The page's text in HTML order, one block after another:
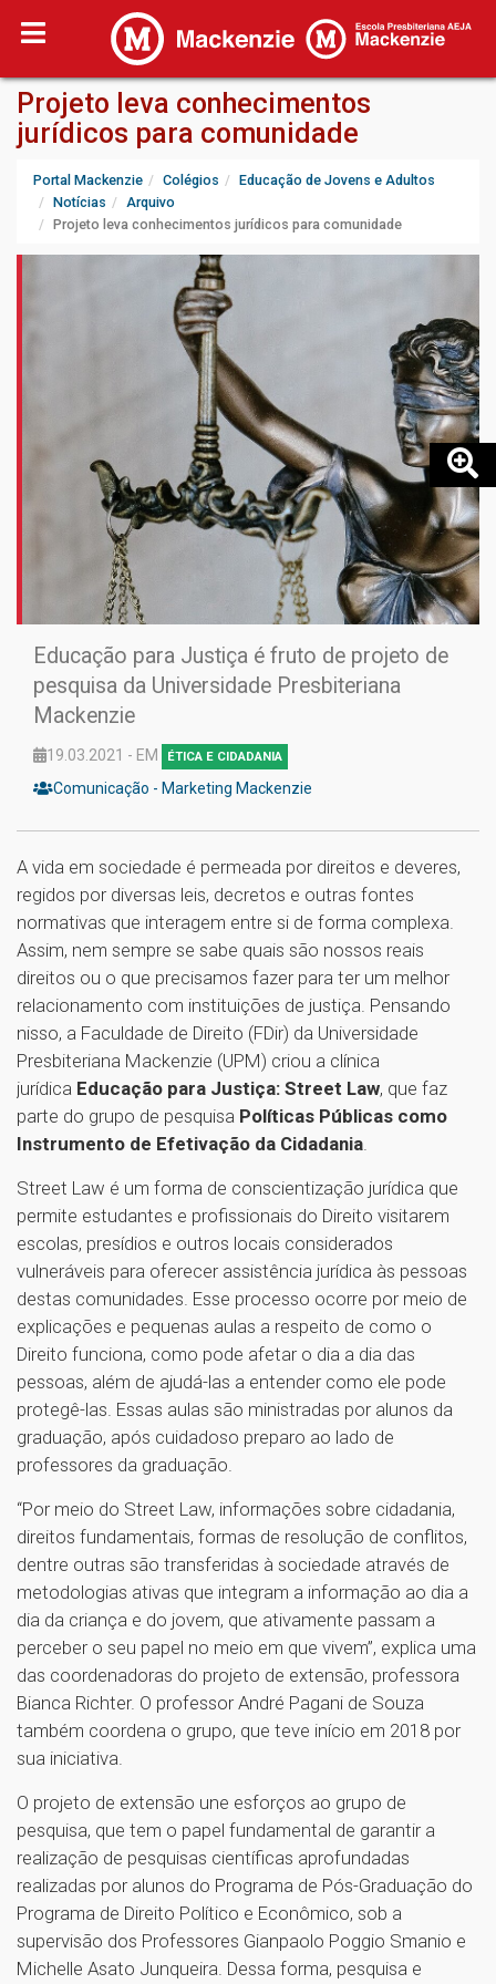
Projeto leva conhecimentos
jurídicos para comunidade
Portal Mackenzie Colégios
Educação de Jovens e Adultos
Notícias
Arquivo
Projeto leva conhecimentos jurídicos para comunidade
Educação para Justiça é fruto de projeto de
pesquisa da Universidade Presbiteriana
Mackenzie
19.03.2021 - EM ÉTICA E CIDADANIA
Comunicação - Marketing Mackenzie
A vida em sociedade é permeada por direitos e deveres,
regidos por diversas leis, decretos e outras fontes
normativas que interagem entre si de forma complexa.
Assim, nem sempre se sabe quais são nossos reais
direitos ou o que precisamos fazer para ter um melhor
relacionamento com instituições de justiça. Pensando
nisso, a Faculdade de Direito (FDir) da Universidade
Presbiteriana Mackenzie (UPM) criou a clínica
jurídica Educação para Justiça: Street Law, que faz
parte do grupo de pesquisa Políticas Públicas como
Instrumento de Efetivação da Cidadania.
Street Law é um forma de conscientização jurídica que
permite estudantes e profissionais do Direito visitarem
escolas, presídios e outros locais considerados
vulneráveis para oferecer assistência jurídica às pessoas
destas comunidades. Esse processo ocorre por meio de
explicações e pequenas aulas a respeito de como o
Direito funciona, como pode afetar o dia a dia das
pessoas, além de ajudá-las a entender como ele pode
protegê-las. Essas aulas são ministradas por alunos da
graduação, após cuidadoso preparo ao lado de
professores da graduação.
“Por meio do Street Law, informações sobre cidadania,
direitos fundamentais, formas de resolução de conflitos,
dentre outras são transferidas à sociedade através de
metodologias ativas que integram a informação ao dia a
dia da criança e do jovem, que ativamente passam a
perceber o seu papel no meio em que vivem”, explica uma
das coordenadoras do projeto de extensão, professora
Bianca Richter. O professor André Pagani de Souza
também coordena o grupo, que teve início em 2018 por
sua iniciativa.
O projeto de extensão une esforços ao grupo de
pesquisa, que tem o papel fundamental de garantir a
realização de pesquisas científicas aprofundadas
realizadas por alunos do Programa de Pós-Graduação do
Programa de Direito Político e Econômico, sob a
supervisão dos Professores Gianpaolo Poggio Smanio e
Michelle Asato Junqueira. Dessa forma, pesquisa e